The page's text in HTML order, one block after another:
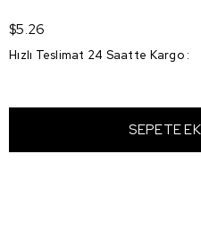
$5.26
Hızlı Teslimat 24 Saatte Kargo :